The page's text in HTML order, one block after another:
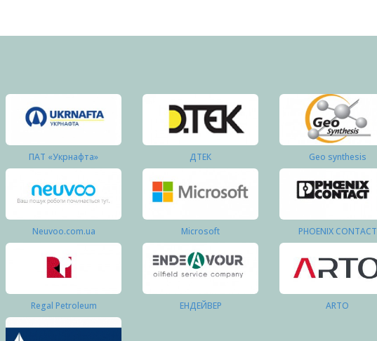
ПАТ «Укрнафта» ДТЕК Geo synthesis
Neuvoo.com.ua Microsoft PHOENIX CONTACT
Regal Petroleum ЕНДЕЙВЕР ARTO